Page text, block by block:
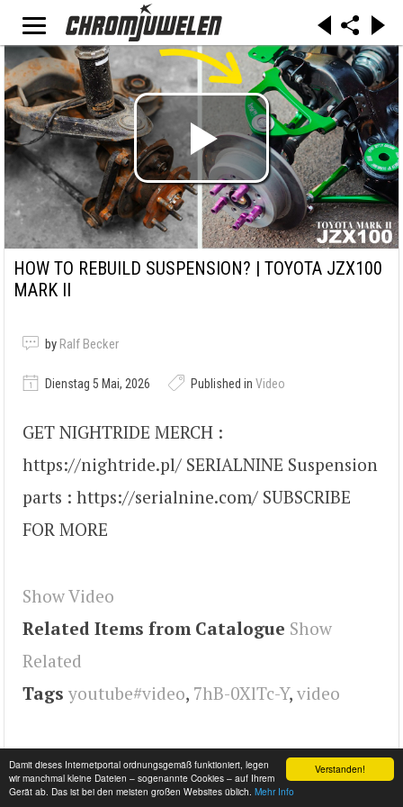
Verstanden!
Damit dieses Internetportal ordnungsgemäß funktioniert, legen
wir manchmal kleine Dateien – sogenannte Cookies – auf Ihrem
Gerät ab. Das ist bei den meisten großen Websites üblich. Mehr Info
HOW TO REBUILD SUSPENSION? | TOYOTA JZX100
MARK II
by Ralf Becker
Dienstag 5 Mai, 2026 Published in Video
GET NIGHTRIDE MERCH :
https://nightride.pl/ SERIALNINE Suspension
parts : https://serialnine.com/ SUBSCRIBE
FOR MORE
Show Video
Related Items from Catalogue Show
Related
Tags youtube#video, 7hB-0XlTc-Y, video